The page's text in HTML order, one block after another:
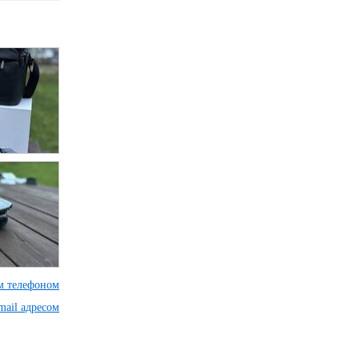
телефоном
адресом